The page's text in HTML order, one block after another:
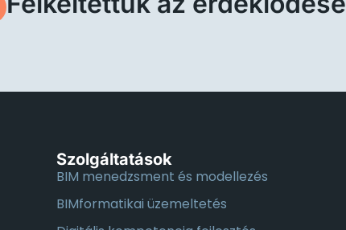
Szolgáltatások
BIM menedzsment és modellezés
BIMformatikai üzemeltetés